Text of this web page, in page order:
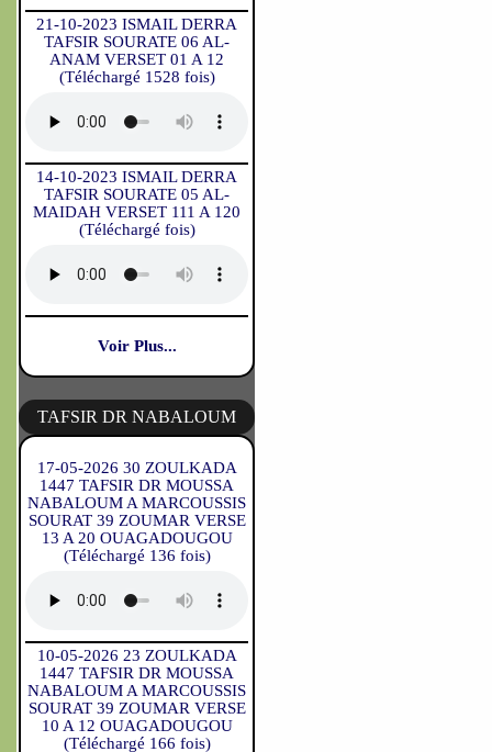
21-10-2023 ISMAIL DERRA
TAFSIR SOURATE 06 AL-
ANAM VERSET 01 A 12
(Téléchargé 1528 fois)
14-10-2023 ISMAIL DERRA
TAFSIR SOURATE 05 AL-
MAIDAH VERSET 111 A 120
(Téléchargé fois)
Voir Plus...
TAFSIR DR NABALOUM
17-05-2026 30 ZOULKADA
1447 TAFSIR DR MOUSSA
NABALOUM A MARCOUSSIS
SOURAT 39 ZOUMAR VERSE
13 A 20 OUAGADOUGOU
(Téléchargé 136 fois)
10-05-2026 23 ZOULKADA
1447 TAFSIR DR MOUSSA
NABALOUM A MARCOUSSIS
SOURAT 39 ZOUMAR VERSE
10 A 12 OUAGADOUGOU
(Téléchargé 166 fois)